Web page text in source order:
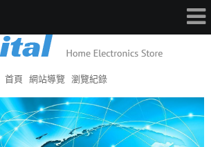
首頁 網站導覽 瀏覽紀錄